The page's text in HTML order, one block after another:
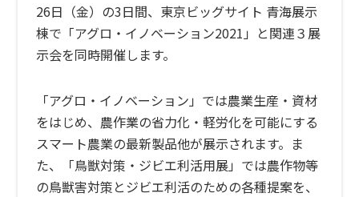
26日（金）の3日間、東京ビッグサイト 青海展示
棟で「アグロ・イノベーション2021」と関連３展
示会を同時開催します。
「アグロ・イノベーション」では農業生産・資材
をはじめ、農作業の省力化・軽労化を可能にする
スマート農業の最新製品他が展示されます。ま
た、「鳥獣対策・ジビエ利活用展」では農作物等
の鳥獣害対策とジビエ利活のための各種提案を、